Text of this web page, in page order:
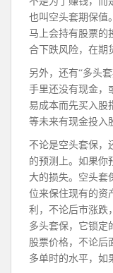
也叫空头套期保值
马上会持有股票的
合下跌风险，在期
另外，还有“多头
手里还没有现金，
易成本而先买入股
等未来有现金投入
不论是空头套保，
的预测上。如果你
大的损失。空头套
位来保住现有的资
利，不论后市涨跌
多头套保，它锁定
股票价格，不论后
多单时的水平，如